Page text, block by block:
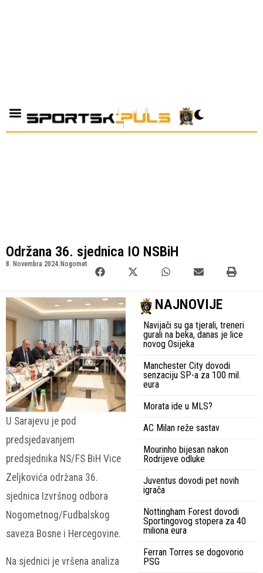
Održana 36. sjednica IO NSBiH
8. Novembra 2024. Nogomet
U Sarajevu je pod
predsjedavanjem
predsjednika NS/FS BiH Vice
Zeljkovića održana 36.
sjednica Izvršnog odbora
Nogometnog/Fudbalskog
saveza Bosne i Hercegovine.
Na sjednici je vršena analiza
NAJNOVIJE
Navijači su ga tjerali, treneri
gurali na beka, danas je lice
novog Osijeka
Manchester City dovodi
senzaciju SP-a za 100 mil.
eura
Morata ide u MLS?
AC Milan reže sastav
Mourinho bijesan nakon
Rodrijeve odluke
Juventus dovodi pet novih
igrača
Nottingham Forest dovodi
Sportingovog stopera za 40
miliona eura
Ferran Torres se dogovorio
PSG